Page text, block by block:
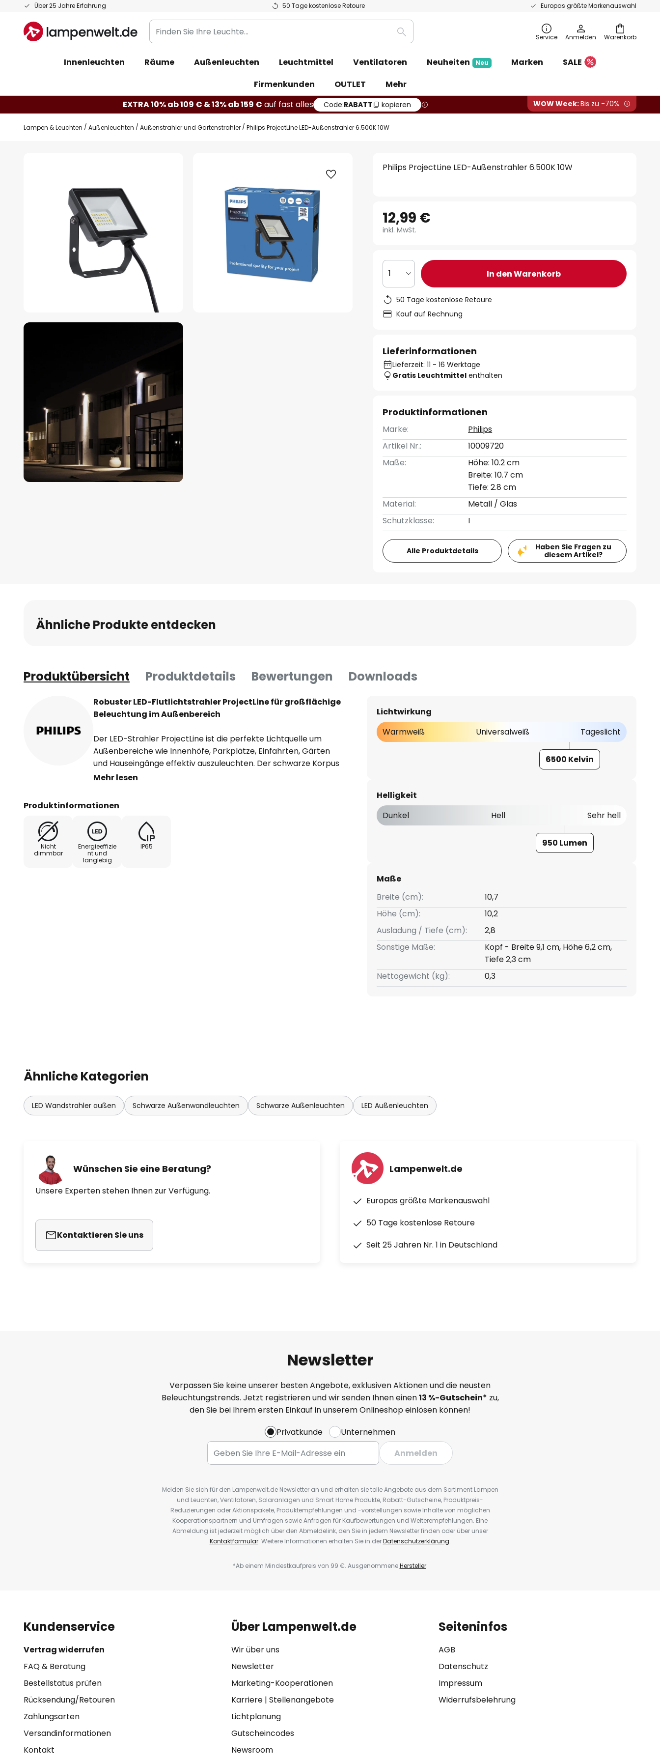
Über 25 Jahre Erfahrung 50 Tage kostenlose Retoure Europas größte Markenauswahl
Zum
springen
Warenkorb
Finden
Sie
Leuchte...
Suche Service Anmelden
Innenleuchten Räume Außenleuchten Leuchtmittel Ventilatoren Neuheiten Neu Marken
SALE
Firmenkunden
OUTLET
Mehr
EXTRA 10% ab 109 € & 13% ab 159 € auf fast alles Code:RABATT kopieren WOW Week:Bis zu -70%
Lampen & Leuchten Außenleuchten Außenstrahler und Gartenstrahler Philips ProjectLine LED-Außenstrahler 6.500K 10W
Philips ProjectLine LED-Außenstrahler 6.500K 10W
12,99 €
inkl. MwSt.
1 In den Warenkorb
50 Tage kostenlose Retoure
Kauf auf Rechnung
Lieferinformationen
Lieferzeit: 11 - 16 Werktage
Gratis Leuchtmittel enthalten
Produktinformationen
Marke:
Philips
Artikel Nr.:
10009720
Maße:
Höhe: 10.2 cm
Breite: 10.7 cm
Tiefe: 2.8 cm
Material:
Metall / Glas
Schutzklasse:
I
Alle Produktdetails
Haben Sie Fragen zu
diesem Artikel?
Ähnliche Produkte entdecken
Produktübersicht Produktdetails Bewertungen Downloads
Robuster LED-Flutlichtstrahler ProjectLine für großflächige
Beleuchtung im Außenbereich
Der LED-Strahler ProjectLine ist die perfekte Lichtquelle um
Außenbereiche wie Innenhöfe, Parkplätze, Einfahrten, Gärten
und Hauseingänge effektiv auszuleuchten. Der schwarze Korpus
aus Metall mit klarer Glasabdeckung ist robust und
widerstandsfähige Technik, die den Einsatz in einem breiten
Die LED-Technologie von Philips zeichnet sich durch eine lange
Lebensdauer und einen geringen Stromverbrauch aus.
Mehr lesen
Produktinformationen
Nicht
dimmbar
Energieeffizie
nt und
langlebig
IP65
Lichtwirkung
Warmweiß
Universalweiß Tageslicht
6500 Kelvin
Helligkeit
Dunkel
Hell Sehr hell
950 Lumen
Maße
Breite (cm):
10,7
Höhe (cm):
10,2
Ausladung / Tiefe (cm):
2,8
Sonstige Maße:
Kopf - Breite 9,1 cm, Höhe 6,2 cm,
Tiefe 2,3 cm
Nettogewicht (kg):
0,3
Ähnliche Kategorien
LED Wandstrahler außen Schwarze Außenwandleuchten Schwarze Außenleuchten LED Außenleuchten
Wünschen Sie eine Beratung?
Unsere Experten stehen Ihnen zur Verfügung.
Kontaktieren Sie uns
Lampenwelt.de
Europas größte Markenauswahl
50 Tage kostenlose Retoure
Seit 25 Jahren Nr. 1 in Deutschland
Newsletter
Verpassen Sie keine unserer besten Angebote, exklusiven Aktionen und die neusten
Beleuchtungstrends. Jetzt registrieren und wir senden Ihnen einen13 %-Gutschein* zu,
den Sie bei Ihrem ersten Einkauf in unserem Onlineshop einlösen können!
Privatkunde
Unternehmen
Anmelden
Melden Sie sich für den Lampenwelt.de Newsletter an und erhalten sie tolle Angebote aus dem Sortiment Lampen
und Leuchten, Ventilatoren, Solaranlagen und Smart Home Produkte, Rabatt-Gutscheine, Produktpreis-
Reduzierungen oder Aktionspakete, Produktempfehlungen und -vorstellungen sowie Inhalte von möglichen
Kooperationspartnern und Umfragen sowie Anfragen für Kaufbewertungen und Weiterempfehlungen. Eine
Abmeldung ist jederzeit möglich über den Abmeldelink, den Sie in jedem Newsletter finden oder über unser
Kontaktformular. Weitere Informationen erhalten Sie in derDatenschutzerklärung.
*Ab einem Mindestkaufpreis von 99 €. AusgenommeneHersteller.
Kundenservice
Vertrag widerrufen
FAQ & Beratung
Bestellstatus prüfen
Rücksendung/Retouren
Zahlungsarten
Versandinformationen
Kontakt
Über Lampenwelt.de
Wir über uns
Newsletter
Marketing-Kooperationen
Karriere| Stellenangebote
Lichtplanung
Gutscheincodes
Newsroom
Seiteninfos
AGB
Datenschutz
Impressum
Widerrufsbelehrung